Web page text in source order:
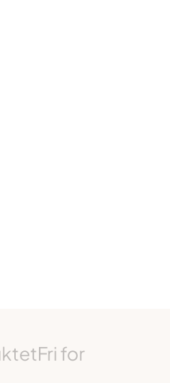
Fri for